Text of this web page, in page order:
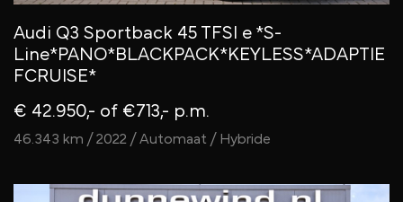
Audi Q3 Sportback 45 TFSI e *S-
Line*PANO*BLACKPACK*KEYLESS*ADAPTIE
FCRUISE*
€ 42.950,- of €713,- p.m.
46.343 km / 2022 / Automaat / Hybride